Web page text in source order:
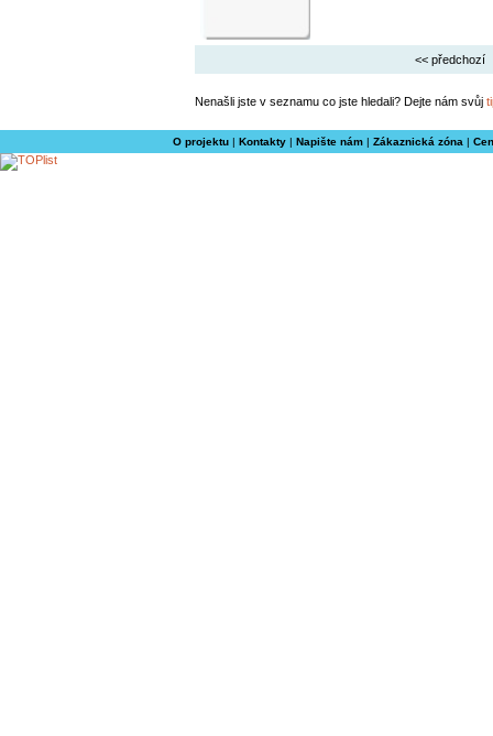
<< předchozí
Nenašli jste v seznamu co jste hledali? Dejte nám svůj
O projektu| Kontakty| Napište nám| Zákaznická zóna |